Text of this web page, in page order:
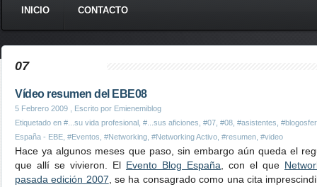
INICIO CONTACTO
07
Vídeo resumen del EBE08
5 Febrero 2009 , Escrito por Emienemiblog
Etiquetado en #...su vida profesional #...sus aficiones #07 #08 #asistentes
España - EBE #Eventos #Networking #Networking Activo #resumen #video
Hace ya algunos meses que paso, sin embargo aún queda el
que allí se vivieron. El Evento Blog España , con el que
pasada edición 2007 , se ha consagrado como una cita